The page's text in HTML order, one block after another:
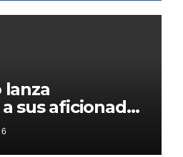
lanza
sus aficionados
vs
el Mundial 2026